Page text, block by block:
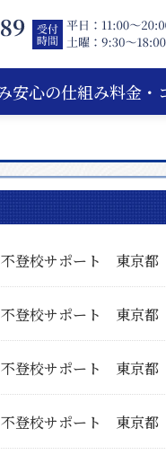
安心の仕組み料金・
不登校サポート 東京都
不登校サポート 東京都
不登校サポート 東京都
不登校サポート 東京都